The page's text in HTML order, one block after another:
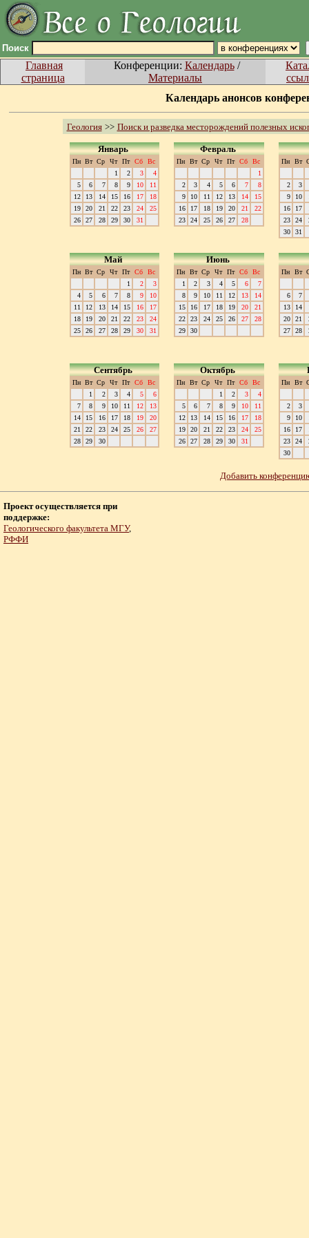
Поиск
Главная
страница
Конференции: Календарь/
Материалы
Календарь анонсов
Геология >> Поиск и разведка месторождений полезных
Январь
Пн Вт Ср Чт Пт Сб
Вс
1
2 3
4
5
6 7 8 9 10
11
12
13 14 15 16 17
18
19
20 21 22 23 24
25
26
27 28 29 30 31
Февраль
Пн Вт Ср Чт Пт Сб
Вс
1
2
3 4 5 6 7
8
9
10 11 12 13 14
15
16
17 18 19 20 21
22
23
24 25 26 27 28
Пн Вт
2
3
9
10
16
17
23
24
30
31
Май
Пн Вт Ср Чт Пт Сб
Вс
1
2
3
4
5 6 7 8 9
10
11
12 13 14 15 16
17
18
19 20 21 22 23
24
25
26 27 28 29 30 31
Июнь
Пн Вт Ср Чт Пт Сб
Вс
1
2 3 4 5 6
7
8
9 10 11 12 13
14
15
16 17 18 19 20
21
22
23 24 25 26 27
28
29
30
Пн Вт
6
7
13
14
20
21
27
28
Сентябрь
Пн Вт Ср Чт Пт Сб
Вс
1
2 3 4 5
6
7
8 9 10 11 12
13
14
15 16 17 18 19
20
21
22 23 24 25 26
27
28
29 30
Октябрь
Пн Вт Ср Чт Пт Сб
Вс
1
2 3
4
5
6 7 8 9 10
11
12
13 14 15 16 17
18
19
20 21 22 23 24
25
26
27 28 29 30 31
Пн Вт
2
3
9
10
16
17
23
24
30
Добавить
Проект осуществляется при
поддержке:
Геологического факультета МГУ,
РФФИ